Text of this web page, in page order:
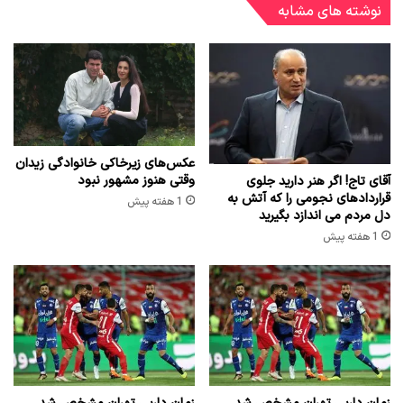
نوشته های مشابه
آقای تاج! اگر هنر دارید جلوی
قراردادهای نجومی را که آتش به
دل مردم می اندازد بگیرید
1 هفته پیش
عکس‌های زیرخاکی خانوادگی زیدان
وقتی هنوز مشهور نبود
1 هفته پیش